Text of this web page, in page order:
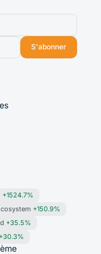
S'abonner
+1524.7%
+150.9%
+35.5%
+30.3%